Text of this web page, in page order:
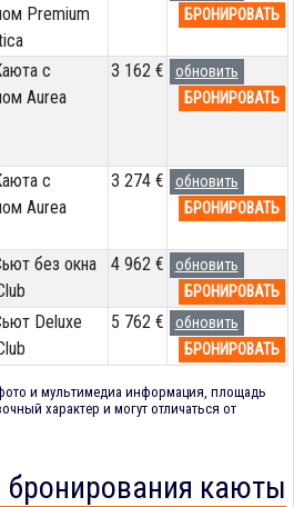
Premium
БРОНИРОВАТЬ
с
Aurea
3 162 €
обновить
БРОНИРОВАТЬ
с
Aurea
3 274 €
обновить
БРОНИРОВАТЬ
без окна
4 962 €
обновить
БРОНИРОВАТЬ
Deluxe
5 762 €
обновить
БРОНИРОВАТЬ
и мультимедиа информация, площадь
характер и могут отличаться от
каюты